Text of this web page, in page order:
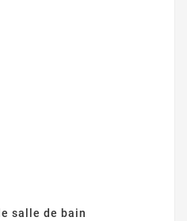
salle de bain